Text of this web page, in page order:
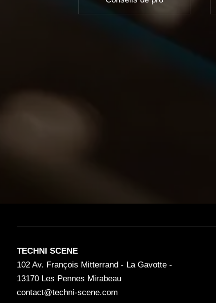
TECHNI SCENE
102 Av. François Mitterrand - La Gavotte -
13170 Les Pennes Mirabeau
contact@techni-scene.com